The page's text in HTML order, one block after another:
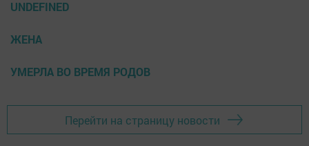
UNDEFINED
ЖЕНА
УМЕРЛА ВО ВРЕМЯ РОДОВ
Перейти на страницу новости